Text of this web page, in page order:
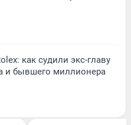
как судили экс-главу
и бывшего миллионера